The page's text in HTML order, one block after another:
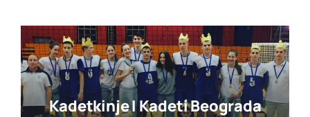
Kadetkinje I Kadeti Beograda